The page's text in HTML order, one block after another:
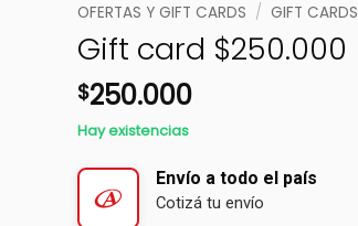
OFERTAS Y GIFT CARDS / GIFT CARDS
Gift card $250.000
$250.000
Hay existencias
Envío a todo el país
Cotizá tu envío